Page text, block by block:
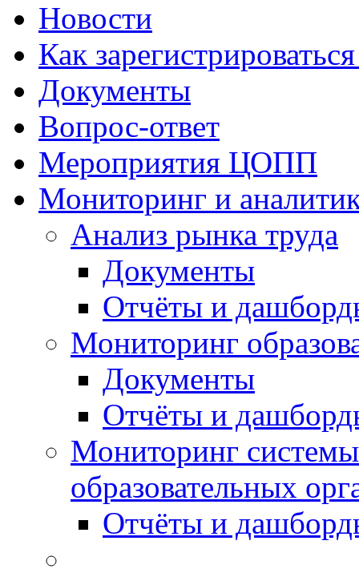
Новости
Как
Документы
Вопрос-ответ
Мероприятия ЦОПП
Мониторинг и
Анализ рынка труда
Документы
Отчёты и
Мониторинг
Документы
Отчёты и
Мониторинг
образовательных
Отчёты и